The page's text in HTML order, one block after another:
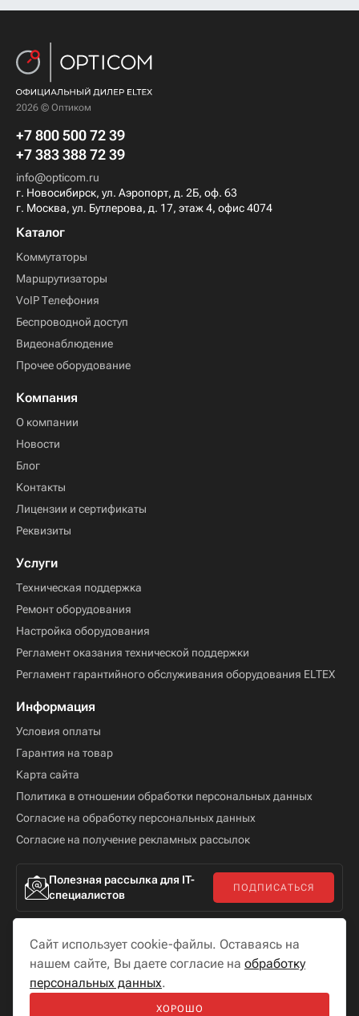
2026 © Оптиком
+7 800 500 72 39
+7 383 388 72 39
info@opticom.ru
г. Новосибирск, ул. Аэропорт, д. 2Б, оф. 63
г. Москва, ул. Бутлерова, д. 17, этаж 4, офис 4074
Каталог
Коммутаторы
Маршрутизаторы
VoIP Телефония
Беспроводной доступ
Видеонаблюдение
Прочее оборудование
Компания
О компании
Новости
Блог
Контакты
Лицензии и сертификаты
Реквизиты
Услуги
Техническая поддержка
Ремонт оборудования
Настройка оборудования
Регламент оказания технической поддержки
Регламент гарантийного обслуживания оборудования ELTEX
Информация
Условия оплаты
Гарантия на товар
Карта сайта
Политика в отношении обработки персональных данных
Согласие на обработку персональных данных
Согласие на получение рекламных рассылок
Полезная рассылка для IT-
специалистов
ПОДПИСАТЬСЯ
Мы в соцсетях
Разработка сайта —
Сайт использует cookie-файлы. Оставаясь на
нашем сайте, Вы даете согласие на обработку
персональных данных.
ХОРОШО